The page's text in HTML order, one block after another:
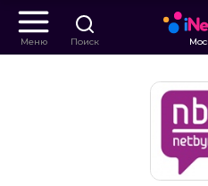
Меню Поиск